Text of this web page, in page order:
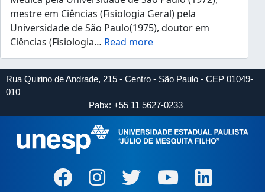
mestre em Ciências (Fisiologia Geral) pela
Universidade de São Paulo(1975), doutor em
Ciências (Fisiologia… Read more
Rua Quirino de Andrade, 215 - Centro - São Paulo - CEP 01049-
010
Pabx: +55 11 5627-0233